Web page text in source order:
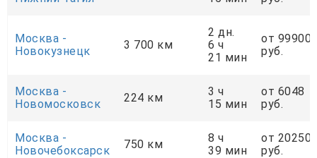
Москва -
Новокузнецк
3 700 км
2 дн.
6 ч
21 мин
от 99900
руб.
Москва -
Новомосковск
224 км
3 ч
15 мин
от 6048
руб.
Москва -
Новочебоксарск
750 км
8 ч
39 мин
от 20250
руб.